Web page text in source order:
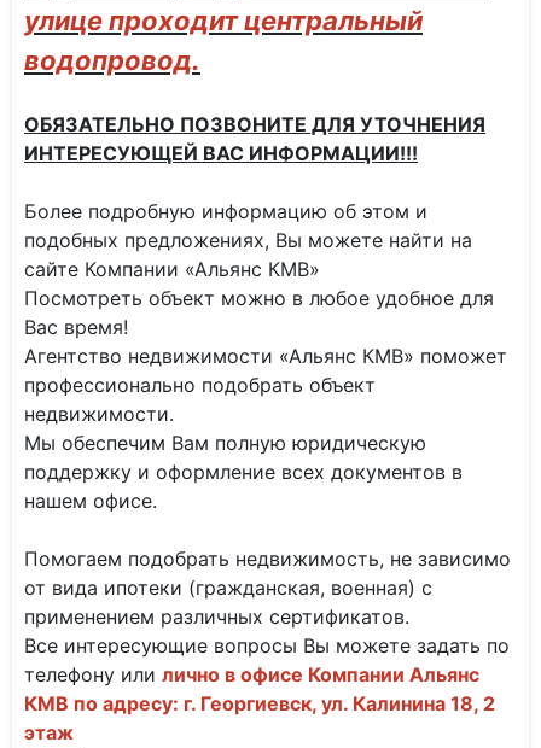
улице проходит центральный
водопровод.
ОБЯЗАТЕЛЬНО ПОЗВОНИТЕ ДЛЯ УТОЧНЕНИЯ
ИНТЕРЕСУЮЩЕЙ ВАС ИНФОРМАЦИИ!!!
Более подробную информацию об этом и
подобных предложениях, Вы можете найти на
сайте Компании «Альянс КМВ»
Посмотреть объект можно в любое удобное для
Вас время!
Агентство недвижимости «Альянс КМВ» поможет
профессионально подобрать объект
недвижимости.
Мы обеспечим Вам полную юридическую
поддержку и оформление всех документов в
нашем офисе.
Помогаем подобрать недвижимость, не зависимо
от вида ипотеки (гражданская, военная) с
применением различных сертификатов.
Все интересующие вопросы Вы можете задать по
телефону или лично в офисе Компании Альянс
КМВ по адресу: г. Георгиевск, ул. Калинина 18, 2
этаж